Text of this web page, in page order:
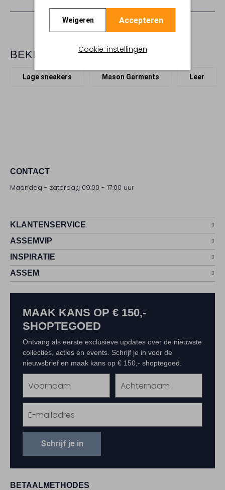
Weigeren Accepteren
Cookie-instellingen
BEKIJK MEER
Lage sneakers Mason Garments Leer
CONTACT
Maandag - zaterdag 09:00 - 17:00 uur
KLANTENSERVICE
ASSEMVIP
INSPIRATIE
ASSEM
BETAALMETHODES
MAAK KANS OP € 150,-
SHOPTEGOED
Ontvang als eerste exclusieve updates over de nieuwste
collecties, acties en events. Schrijf je in voor de
nieuwsbrief en maak kans op € 150,- shoptegoed.
Schrijf je in